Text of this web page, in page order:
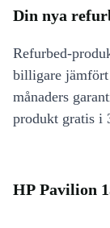
Din nya
Refurbed-
billigare
månaders
produkt gratis i
HP Pavilion